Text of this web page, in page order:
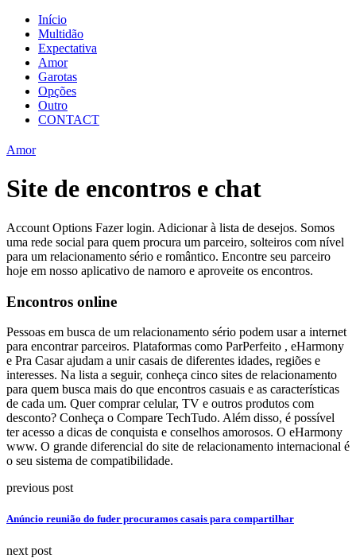
Início
Multidão
Expectativa
Amor
Garotas
Opções
Outro
CONTACT
Amor
Site de encontros e chat
Account Options Fazer login. Adicionar à lista de desejos. Somos
uma rede social para quem procura um parceiro, solteiros com nível
para um relacionamento sério e romântico. Encontre seu parceiro
hoje em nosso aplicativo de namoro e aproveite os encontros.
Encontros online
Pessoas em busca de um relacionamento sério podem usar a internet
para encontrar parceiros. Plataformas como ParPerfeito , eHarmony
e Pra Casar ajudam a unir casais de diferentes idades, regiões e
interesses. Na lista a seguir, conheça cinco sites de relacionamento
para quem busca mais do que encontros casuais e as características
de cada um. Quer comprar celular, TV e outros produtos com
desconto? Conheça o Compare TechTudo. Além disso, é possível
ter acesso a dicas de conquista e conselhos amorosos. O eHarmony
www. O grande diferencial do site de relacionamento internacional é
o seu sistema de compatibilidade.
previous post
Anúncio reunião do fuder procuramos casais para compartilhar
next post